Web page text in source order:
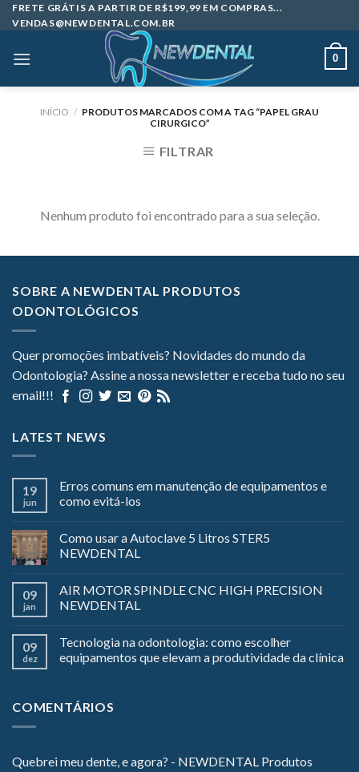
Skip
to
FRETE GRÁTIS A PARTIR DE R$199,99 EM COMPRAS...
VENDAS@NEWDENTAL.COM.BR
0
INÍCIO / PRODUTOS MARCADOS COM A TAG “PAPEL GRAU
CIRURGICO”
FILTRAR
Nenhum produto foi encontrado para a sua seleção.
SOBRE A NEWDENTAL PRODUTOS
ODONTOLÓGICOS
Quer promoções imbatíveis? Novidades do mundo da
Odontologia? Assine a nossa newsletter e receba tudo no seu
email!!!
LATEST NEWS
19
jun
Erros comuns em manutenção de equipamentos e
como evitá-los
Como usar a Autoclave 5 Litros STER5
NEWDENTAL
09
jan
AIR MOTOR SPINDLE CNC HIGH PRECISION
NEWDENTAL
09
dez
Tecnologia na odontologia: como escolher
equipamentos que elevam a produtividade da clínica
COMENTÁRIOS
Quebrei meu dente, e agora? - NEWDENTAL Produtos